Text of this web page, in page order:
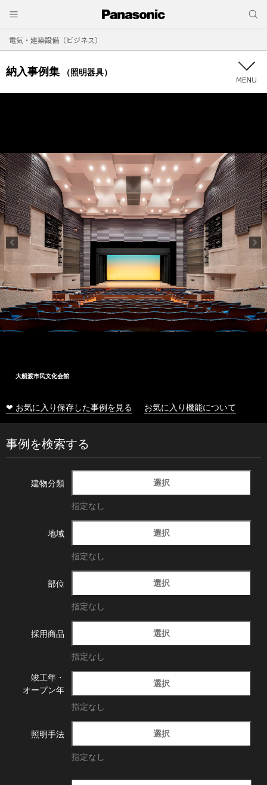
電気・建築設備（ビジネス）
納入事例集 （照明器具）
大船渡市民文化会館
❤ お気に入り保存した事例を見る お気に入り機能について
事例を検索する
建物分類 選択
指定なし
地域 選択
指定なし
部位 選択
指定なし
採用商品 選択
指定なし
竣工年・
オープン年
選択
指定なし
照明手法 選択
指定なし